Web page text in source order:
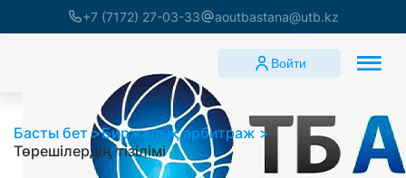
+7 (7172) 27-03-33 aoutbastana@utb.kz
Войти
Басты бет
Биржалық арбитраж
Төрешілердің тізілімі